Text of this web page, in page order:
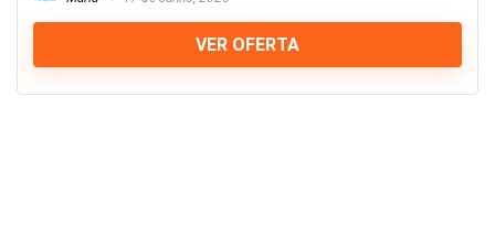
VER OFERTA